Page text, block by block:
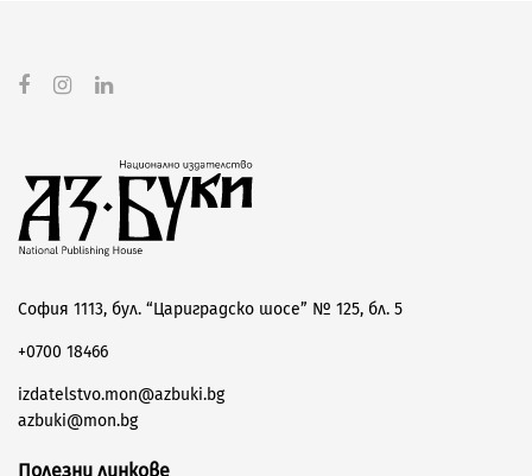
София 1113, бул. “Цариградско шосе” № 125, бл. 5
+0700 18466
izdatelstvo.mon@azbuki.bg
azbuki@mon.bg
Полезни линкове